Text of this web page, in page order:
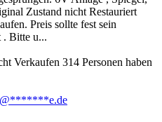
Zustand nicht Restauriert
Preis sollte fest sein
. Bitte u...
Verkaufen 314 Personen haben